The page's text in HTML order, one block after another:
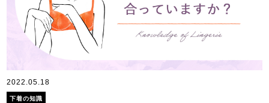
2022.05.18
下着の知識